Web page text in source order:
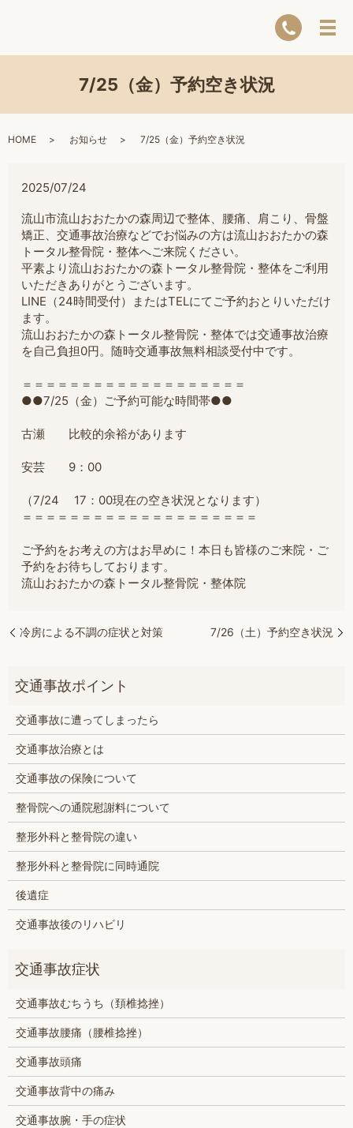
7/25（金）予約空き状況
HOME お知らせ 7/25（金）予約空き状況
2025/07/24
流山市流山おおたかの森周辺で整体、腰痛、肩こり、骨盤
矯正、交通事故治療などでお悩みの方は流山おおたかの森
トータル整骨院・整体へご来院ください。
平素より流山おおたかの森トータル整骨院・整体をご利用
いただきありがとうございます。
LINE（24時間受付）またはTELにてご予約おとりいただけ
ます。
流山おおたかの森トータル整骨院・整体では交通事故治療
を自己負担0円。随時交通事故無料相談受付中です。
＝＝＝＝＝＝＝＝＝＝＝＝＝＝＝＝＝＝＝
●●7/25（金）ご予約可能な時間帯●●
古瀬 比較的余裕があります
安芸 9：00
（7/24 17：00現在の空き状況となります）
＝＝＝＝＝＝＝＝＝＝＝＝＝＝＝＝＝＝＝＝
ご予約をお考えの方はお早めに！本日も皆様のご来院・ご
予約をお待ちしております。
流山おおたかの森トータル整骨院・整体院
冷房による不調の症状と対策 7/26（土）予約空き状況
交通事故に遭ってしまったら
交通事故治療とは
交通事故の保険について
整骨院への通院慰謝料について
整形外科と整骨院の違い
整形外科と整骨院に同時通院
後遺症
交通事故後のリハビリ
交通事故むちうち（頚椎捻挫）
交通事故腰痛（腰椎捻挫）
交通事故頭痛
交通事故背中の痛み
交通事故腕・手の症状